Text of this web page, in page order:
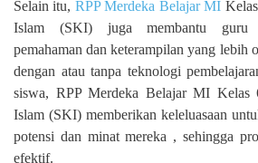
Selain itu, RPP Merdeka Belajar MI
Islam (SKI) juga membantu guru
pemahaman dan keterampilan yang lebih
dengan atau tanpa teknologi
siswa, RPP Merdeka Belajar MI Kelas
Islam (SKI) memberikan keleluasaan
potensi dan minat mereka , sehingga
efektif.